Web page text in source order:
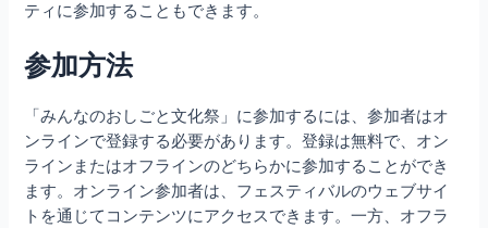
ティに参加することもできます。
参加方法
「みんなのおしごと文化祭」に参加するには、参加者はオ
ンラインで登録する必要があります。登録は無料で、オン
ラインまたはオフラインのどちらかに参加することができ
ます。オンライン参加者は、フェスティバルのウェブサイ
トを通じてコンテンツにアクセスできます。一方、オフラ